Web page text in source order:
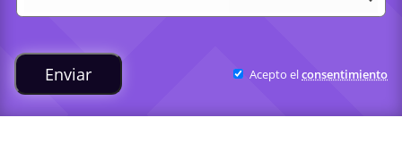
Enviar Acepto elconsentimiento